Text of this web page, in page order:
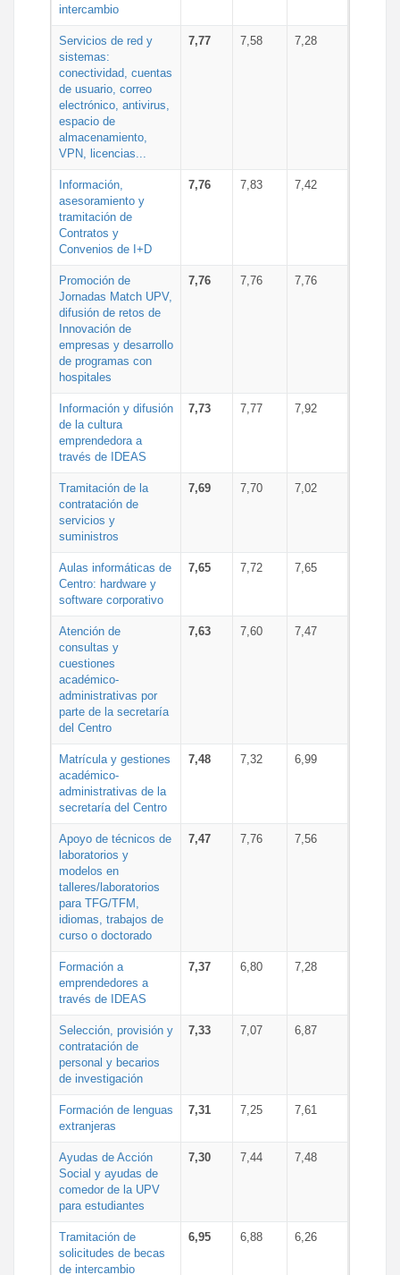
intercambio
Servicios de red y
sistemas:
conectividad, cuentas
de usuario, correo
electrónico, antivirus,
espacio de
almacenamiento,
VPN, licencias...
7,77 7,58 7,28
Información,
asesoramiento y
tramitación de
Contratos y
Convenios de I+D
7,76 7,83 7,42
Promoción de
Jornadas Match UPV,
difusión de retos de
Innovación de
empresas y desarrollo
de programas con
hospitales
7,76 7,76 7,76
Información y difusión
de la cultura
emprendedora a
través de IDEAS
7,73 7,77 7,92
Tramitación de la
contratación de
servicios y
suministros
7,69 7,70 7,02
Aulas informáticas de
Centro: hardware y
software corporativo
7,65 7,72 7,65
Atención de
consultas y
cuestiones
académico-
administrativas por
parte de la secretaría
del Centro
7,63 7,60 7,47
Matrícula y gestiones
académico-
administrativas de la
secretaría del Centro
7,48 7,32 6,99
Apoyo de técnicos de
laboratorios y
modelos en
talleres/laboratorios
para TFG/TFM,
idiomas, trabajos de
curso o doctorado
7,47 7,76 7,56
Formación a
emprendedores a
través de IDEAS
7,37 6,80 7,28
Selección, provisión y
contratación de
personal y becarios
de investigación
7,33 7,07 6,87
Formación de lenguas
extranjeras
7,31 7,25 7,61
Ayudas de Acción
Social y ayudas de
comedor de la UPV
para estudiantes
7,30 7,44 7,48
Tramitación de
solicitudes de becas
de intercambio
6,95 6,88 6,26